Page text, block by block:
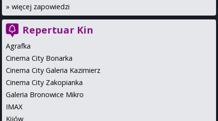
» więcej zapowiedzi
Repertuar Kin
Agrafka
Cinema City Bonarka
Cinema City Galeria Kazimierz
Cinema City Zakopianka
Galeria Bronowice Mikro
IMAX
Kijów